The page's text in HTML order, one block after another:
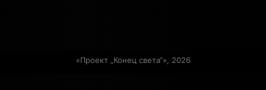
«Проект „Конец света“», 2026